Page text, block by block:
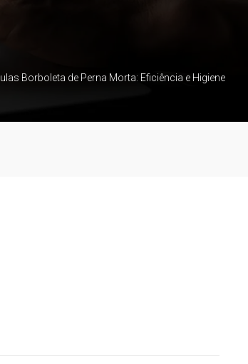
Borboleta de Perna Morta: Eficiência e Higiene